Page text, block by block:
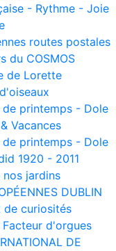
- Rythme - Joie
routes postales
du COSMOS
de Lorette
printemps - Dole
Vacances
printemps - Dole
1920 - 2011
jardins
DUBLIN
curiosités
d'orgues
DE